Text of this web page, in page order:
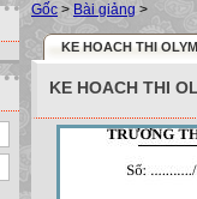
Gốc > Bài giảng >
KE HOACH THI
KE HOACH THI